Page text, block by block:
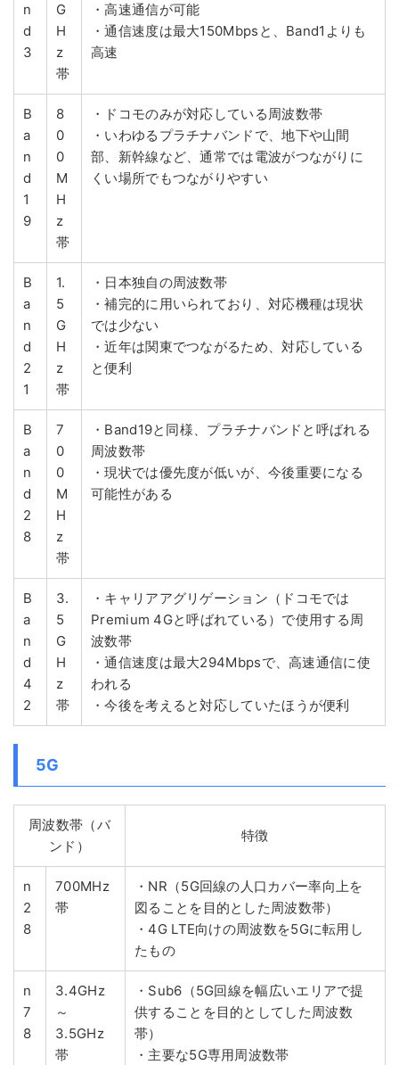
n
d
3
G
H
z
帯
・高速通信が可能
・通信速度は最大150Mbpsと、Band1よりも
高速
B
a
n
d
1
9
8
0
0
M
H
z
帯
・ドコモのみが対応している周波数帯
・いわゆるプラチナバンドで、地下や山間
部、新幹線など、通常では電波がつながりに
くい場所でもつながりやすい
B
a
n
d
2
1
1.
5
G
H
z
帯
・日本独自の周波数帯
・補完的に用いられており、対応機種は現状
では少ない
・近年は関東でつながるため、対応している
と便利
B
a
n
d
2
8
7
0
0
M
H
z
帯
・Band19と同様、プラチナバンドと呼ばれる
周波数帯
・現状では優先度が低いが、今後重要になる
可能性がある
B
a
n
d
4
2
3.
5
G
H
z
帯
・キャリアアグリゲーション（ドコモでは
Premium 4Gと呼ばれている）で使用する周
波数帯
・通信速度は最大294Mbpsで、高速通信に使
われる
・今後を考えると対応していたほうが便利
5G
周波数帯（バ
ンド）
特徴
n
2
8
700MHz
帯
・NR（5G回線の人口カバー率向上を
図ることを目的とした周波数帯）
・4G LTE向けの周波数を5Gに転用し
たもの
n
7
8
3.4GHz
～
3.5GHz
帯
・Sub6（5G回線を幅広いエリアで提
供することを目的としてした周波数
帯）
・主要な5G専用周波数帯